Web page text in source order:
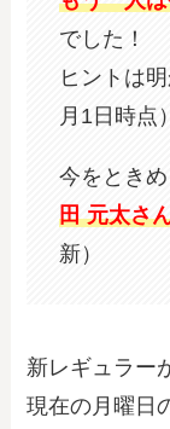
でした！
ヒントは
月1日時点）
今をとき
田 元太さ
新）
新レギュラー
現在の月曜日